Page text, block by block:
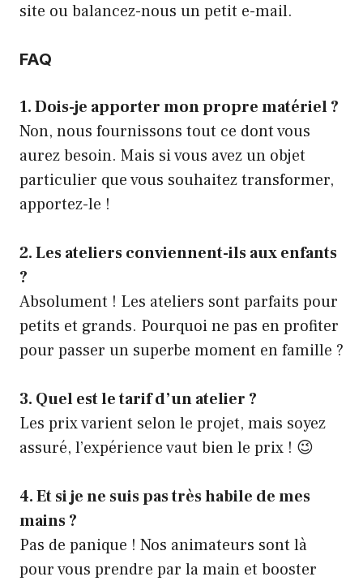
site ou balancez-nous un petit e-mail.
FAQ
1. Dois-je apporter mon propre matériel ?
Non, nous fournissons tout ce dont vous
aurez besoin. Mais si vous avez un objet
particulier que vous souhaitez transformer,
apportez-le !
2. Les ateliers conviennent-ils aux enfants
?
Absolument ! Les ateliers sont parfaits pour
petits et grands. Pourquoi ne pas en profiter
pour passer un superbe moment en famille ?
3. Quel est le tarif d’un atelier ?
Les prix varient selon le projet, mais soyez
assuré, l’expérience vaut bien le prix ! 😉
4. Et si je ne suis pas très habile de mes
mains ?
Pas de panique ! Nos animateurs sont là
pour vous prendre par la main et booster